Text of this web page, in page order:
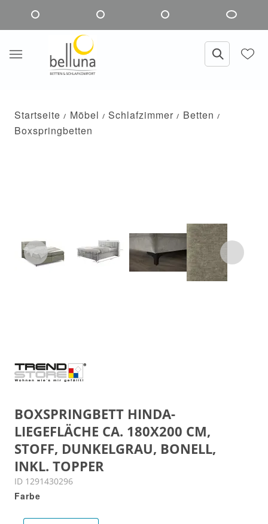
Startseite Möbel Schlafzimmer
Betten
Boxspringbetten
BOXSPRINGBETT HINDA-
LIEGEFLÄCHE CA. 180X200 CM,
STOFF, DUNKELGRAU, BONELL,
INKL. TOPPER
ID 1291430296
Farbe